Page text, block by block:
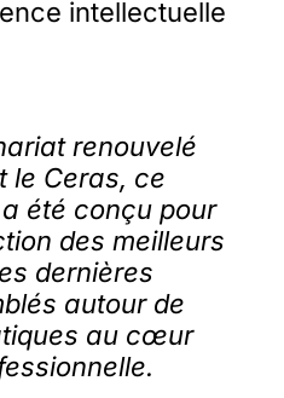
intellectuelle
renouvelé
le Ceras, ce
été conçu pour
des meilleurs
dernières
autour de
au cœur